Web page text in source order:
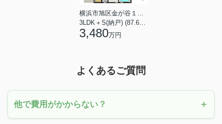
横浜市旭区金が谷１丁目
3LDK＋S(納戸) (87.61㎡)
3,480万円
よくあるご質問
他で費用がかからない？